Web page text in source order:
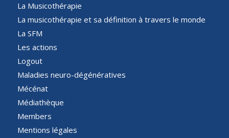
La Musicothérapie
La musicothérapie et sa définition à travers le monde
La SFM
Les actions
Logout
Maladies neuro-dégénératives
Mécénat
Médiathèque
Members
Mentions légales